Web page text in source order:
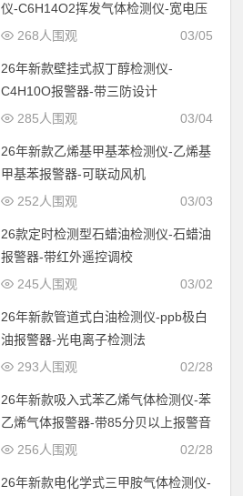
仪-C6H14O2挥发气体检测仪-宽电压
12-30V供电
03/05
268人围观
26年新款壁挂式叔丁醇检测仪-
C4H10O报警器-带三防设计
03/04
285人围观
26年新款乙烯基甲基苯检测仪-乙烯基
甲基苯报警器-可联动风机
03/03
252人围观
26款定时检测型石蜡油检测仪-石蜡油
报警器-带红外遥控调校
03/02
245人围观
26年新款管道式白油检测仪-ppb极白
油报警器-光电离子检测法
02/28
293人围观
26年新款吸入式苯乙烯气体检测仪-苯
乙烯气体报警器-带85分贝以上报警音
02/28
256人围观
26年新款电化学式三甲胺气体检测仪-